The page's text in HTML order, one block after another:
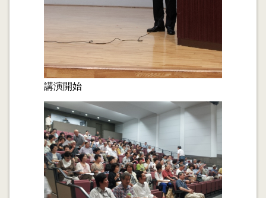
ファイナンシャルプランナーの視点で「持家vs賃貸」を
2012.09.25
行政書士の育爺 No.2 孫がベットから落ちた?
2012.09.24
金融円滑化法出口戦略 地域再生ファンドとサービサー
を競わせるべきです。
2012.09.23
行政書士 催事コーナー無料相談会の実施
2012.09.19
講演開始